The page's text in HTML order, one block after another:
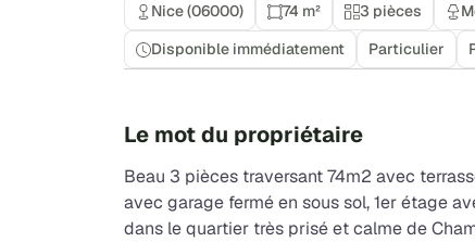
Nice (06000) 74 m² 3 pièces
Disponible immédiatement
Particulier
Le mot du propriétaire
Beau 3 pièces traversant 74m2 avec
avec garage fermé en sous sol, 1er étage
dans le quartier très prisé et calme de